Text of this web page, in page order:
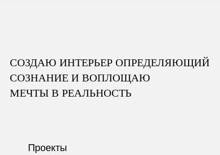
СОЗДАЮ ИНТЕРЬЕР ОПРЕДЕЛЯЮЩИЙ
СОЗНАНИЕ И ВОПЛОЩАЮ
МЕЧТЫ В РЕАЛЬНОСТЬ
Проекты